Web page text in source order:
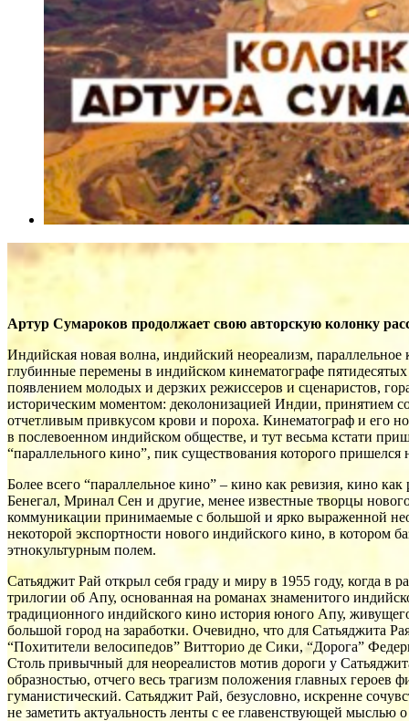
Артур Сумароков продолжает свою авторскую колонку
Индийская новая волна, индийский неореализм,
глубинные перемены в индийском кинематографе
появлением молодых и дерзких режиссеров и сценаристов,
историческим моментом: деколонизацией Индии, принятием
отчетливым привкусом крови и пороха. Кинематограф и его
в послевоенном индийском обществе, и тут весьма кстати
“параллельного кино”, пик существования которого пришелся
Более всего “параллельное кино” – кино как ревизия, кино
Бенегал, Мринал Сен и другие, менее известные творцы
коммуникации принимаемые с большой и ярко выраженной
некоторой экспортности нового индийского кино, в котором
этнокультурным полем.
Сатьяджит Рай открыл себя граду и миру в 1955 году, когда в
трилогии об Апу, основанная на романах знаменитого
традиционного индийского кино история юного Апу,
большой город на заработки. Очевидно, что для Сатьяджита
“Похитители велосипедов” Витторио де Сики, “Дорога”
Столь привычный для неореалистов мотив дороги у
образностью, отчего весь трагизм положения главных
гуманистический. Сатьяджит Рай, безусловно, искренне
не заметить актуальность ленты с ее главенствующей